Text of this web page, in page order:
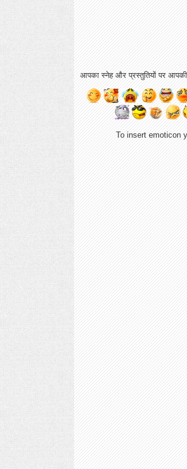
आपका स्नेह और प्रस्तुतियों पर आपकी
To insert emoticon